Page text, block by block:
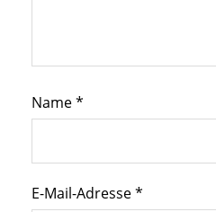
Name*
E-Mail-Adresse*